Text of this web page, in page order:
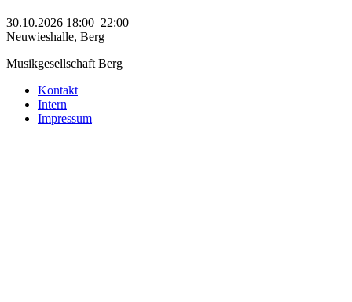
30.10.2026 18:00–22:00
Neuwieshalle, Berg
Musikgesellschaft Berg
Kontakt
Intern
Impressum